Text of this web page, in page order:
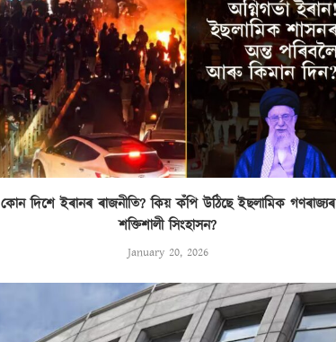
কোন দিশে ইৰানৰ ৰাজনীতি? কিয় কঁপি উঠিছে ইছলামিক গণৰাজ্যৰ
শক্তিশালী সিংহাসন?
January 20, 2026